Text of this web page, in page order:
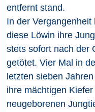
entfernt stand.
In der Vergangenheit
diese Löwin ihre
stets sofort nach der
getötet. Vier Mal in
letzten sieben
ihre mächtigen Kiefer
neugeborenen